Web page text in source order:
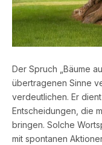
Der Spruch „Bäume
übertragenen Sinne
verdeutlichen. Er
Entscheidungen, die
bringen. Solche
mit spontanen